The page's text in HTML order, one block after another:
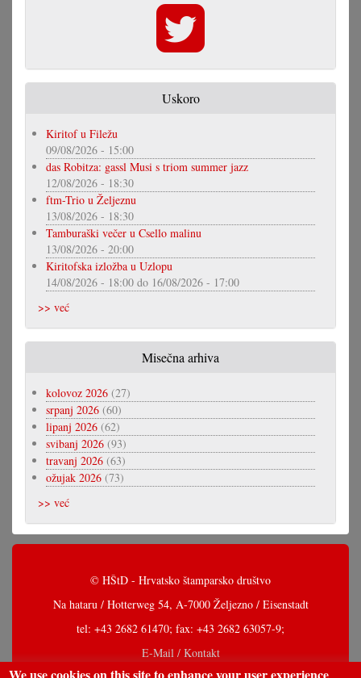
Uskoro
Kiritof u Filežu
09/08/2026 - 15:00
das Robitza: gassl Musi s triom summer jazz
12/08/2026 - 18:30
ftm-Trio u Željeznu
13/08/2026 - 18:30
Tamburaški večer u Csello malinu
13/08/2026 - 20:00
Kiritofska izložba u Uzlopu
14/08/2026 - 18:00 do 16/08/2026 - 17:00
>> već
Misečna arhiva
kolovoz 2026 (27)
srpanj 2026 (60)
lipanj 2026 (62)
svibanj 2026 (93)
travanj 2026 (63)
ožujak 2026 (73)
>> već
© HŠtD - Hrvatsko štamparsko društvo
Na hataru / Hotterweg 54, A-7000 Željezno / Eisenstadt
tel: +43 2682 61470; fax: +43 2682 63057-9;
E-Mail / Kontakt